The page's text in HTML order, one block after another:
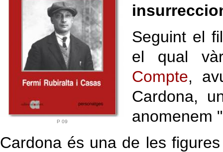
P 09
Seguint el
el qual
Compte,
Cardona,
anomenem
Cardona és una de les